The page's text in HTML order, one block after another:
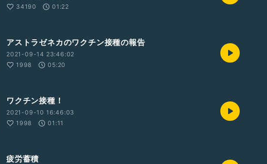
34190
01:22
アストラゼネカのワクチン接種の報告
2021-09-14 23:46:02
1998
05:20
ワクチン接種！
2021-09-10 16:46:03
1998
01:11
疲労蓄積